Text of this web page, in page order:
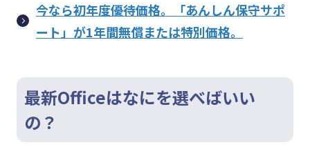
今なら初年度優待価格。「あんしん保守サポ
ート」が1年間無償または特別価格。
最新Officeはなにを選べばいい
の？